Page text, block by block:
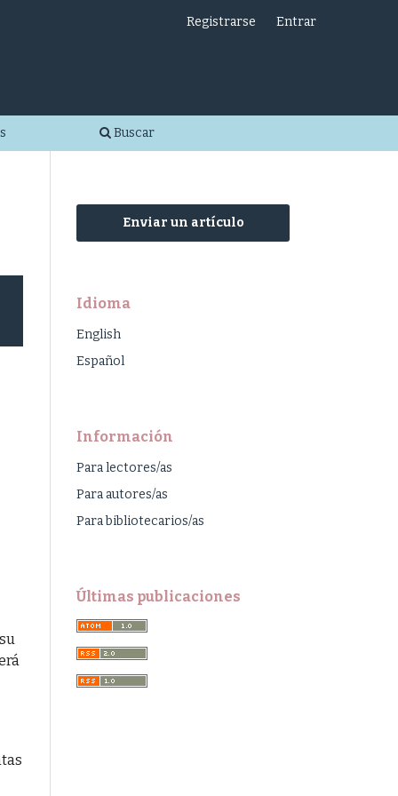
Buscar
Registrarse Entrar
Enviar un artículo
Idioma
English
Español
Información
Para lectores/as
Para autores/as
Para bibliotecarios/as
Últimas publicaciones